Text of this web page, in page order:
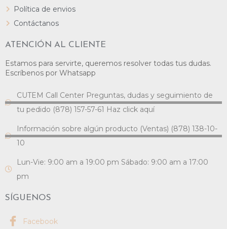
Política de envios
Contáctanos
ATENCIÓN AL CLIENTE
Estamos para servirte, queremos resolver todas tus dudas.
Escríbenos por Whatsapp
CUTEM Call Center Preguntas, dudas y seguimiento de
tu pedido (878) 157-57-61 Haz click aquí
Información sobre algún producto (Ventas) (878) 138-10-
10
Lun-Vie: 9:00 am a 19:00 pm Sábado: 9:00 am a 17:00
pm
SÍGUENOS
Facebook